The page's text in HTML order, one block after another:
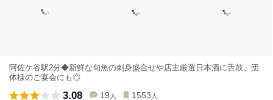
阿佐ケ谷駅2分◆新鮮な旬魚の刺身盛合せや店主厳選日本酒に舌鼓。団
体様のご宴会にも◎
3.08 19 人 1553 人